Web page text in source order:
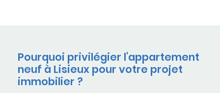
Pourquoi privilégier l'appartement
neuf à Lisieux pour votre projet
immobilier ?